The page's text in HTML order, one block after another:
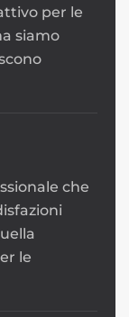
per le
siamo
che
le